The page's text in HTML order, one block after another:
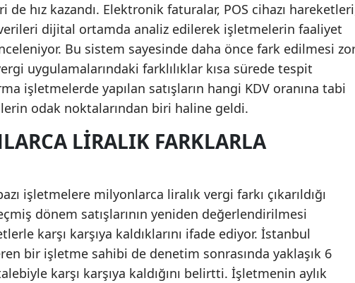
hız kazandı. Elektronik faturalar, POS cihazı
verileri dijital ortamda analiz edilerek işletmelerin faaliyet
Bu sistem sayesinde daha önce fark edilmesi
uygulamalarındaki farklılıklar kısa sürede tespit
işletmelerde yapılan satışların hangi KDV oranına tabi
odak noktalarından biri haline geldi.
LIRALIK FARKLARLA
işletmelere milyonlarca liralık vergi farkı çıkarıldığı
dönem satışlarının yeniden değerlendirilmesi
karşı karşıya kaldıklarını ifade ediyor. İstanbul
bir işletme sahibi de denetim sonrasında yaklaşık 6
karşı karşıya kaldığını belirtti. İşletmenin aylık